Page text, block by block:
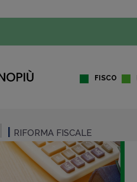
FISCO
RIFORMA FISCALE